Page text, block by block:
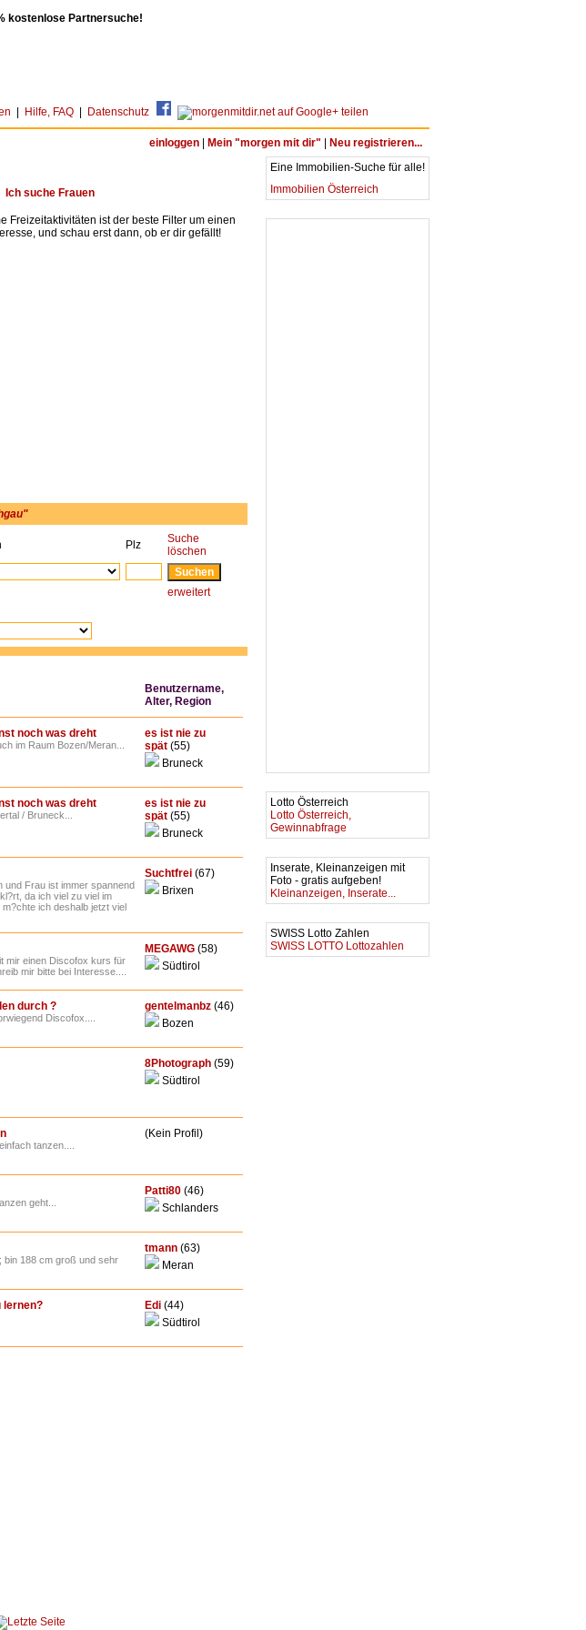
kostenlose Partnersuche!
Hilfe, FAQ Datenschutz
einloggen Mein "morgen mit dir"
Neu registrieren...
Ich suche Frauen
Freizeitaktivitäten ist der beste Filter um einen
und schau erst dann, ob er dir gefällt!
Plz
Suche
löschen
erweitert
Benutzername,
Alter, Region
noch was dreht
im Raum Bozen/Meran...
es ist nie zu
spät (55)
Bruneck
noch was dreht
/ Bruneck...
es ist nie zu
spät (55)
Bruneck
und Frau ist immer spannend
da ich viel zu viel im
ich deshalb jetzt viel
Suchtfrei (67)
Brixen
mir einen Discofox kurs für
mir bitte bei Interesse....
MEGAWG (58)
Südtirol
durch ?
Discofox....
gentelmanbz (46)
Bozen
8Photograph (59)
Südtirol
tanzen....
(Kein Profil)
geht...
Patti80 (46)
Schlanders
bin 188 cm groß und sehr
tmann (63)
Meran
lernen? Edi (44)
Südtirol
Eine Immobilien-Suche für alle!
Immobilien Österreich
Lotto Österreich
Lotto Österreich,
Gewinnabfrage
Inserate, Kleinanzeigen mit
Foto - gratis aufgeben!
Kleinanzeigen, Inserate...
SWISS Lotto Zahlen
SWISS LOTTO Lottozahlen